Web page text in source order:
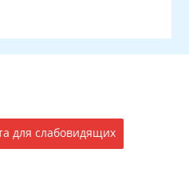
для слабовидящих